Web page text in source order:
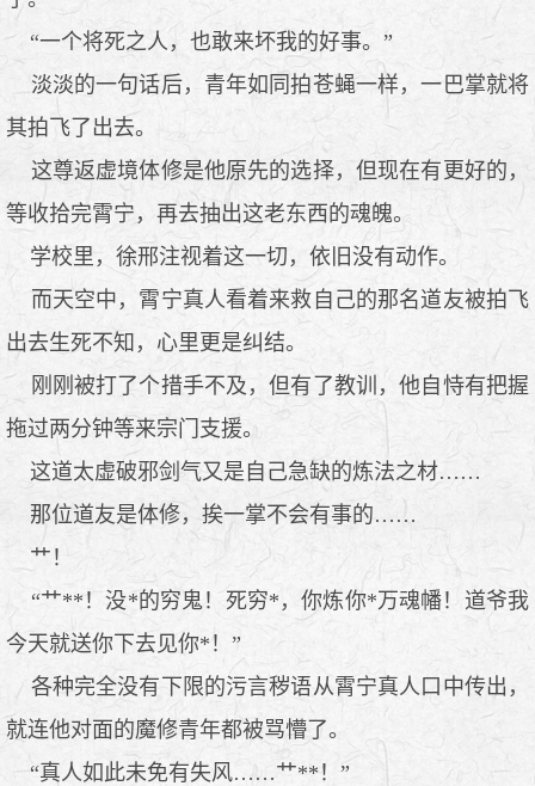
“一个将死之人，也敢来坏我的好事。”
淡淡的一句话后，青年如同拍苍蝇一样，一巴掌就将
其拍飞了出去。
这尊返虚境体修是他原先的选择，但现在有更好的，
等收拾完霄宁，再去抽出这老东西的魂魄。
学校里，徐邢注视着这一切，依旧没有动作。
而天空中，霄宁真人看着来救自己的那名道友被拍飞
出去生死不知，心里更是纠结。
刚刚被打了个措手不及，但有了教训，他自恃有把握
拖过两分钟等来宗门支援。
这道太虚破邪剑气又是自己急缺的炼法之材……
那位道友是体修，挨一掌不会有事的……
艹！
“艹**！没*的穷鬼！死穷*，你炼你*万魂幡！道爷我
今天就送你下去见你*！”
各种完全没有下限的污言秽语从霄宁真人口中传出，
就连他对面的魔修青年都被骂懵了。
“真人如此未免有失风……艹**！”